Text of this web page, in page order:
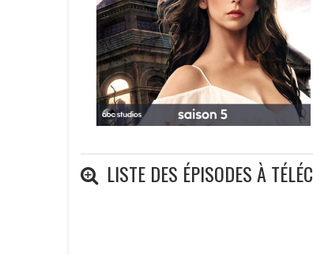
LISTE DES ÉPISODES À